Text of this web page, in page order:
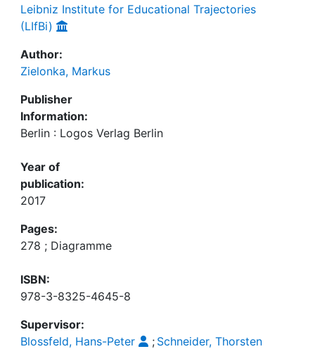
Leibniz Institute for Educational Trajectories
(LIfBi)
Author:
Zielonka, Markus
Publisher
Information:
Berlin : Logos Verlag Berlin
Year of
publication:
2017
Pages:
278 ; Diagramme
ISBN:
978-3-8325-4645-8
Supervisor:
Blossfeld, Hans-Peter
; Schneider, Thorsten